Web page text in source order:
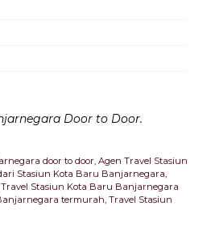
Door to Door.
door to door Agen Travel Stasiun
Stasiun Kota Baru Banjarnegara
Travel Stasiun Kota Baru Banjarnegara
termurah Travel Stasiun